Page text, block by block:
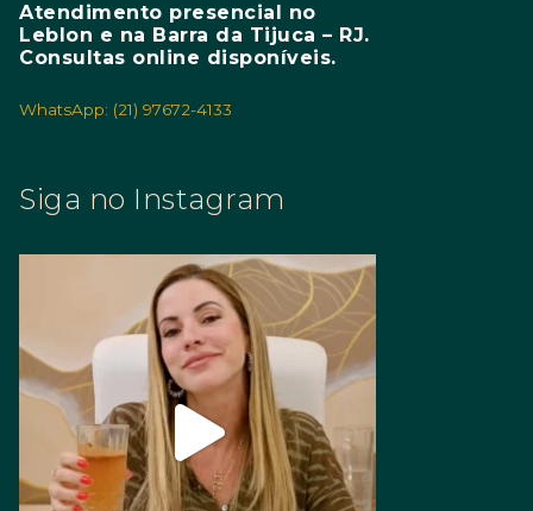
Atendimento presencial no
Leblon e na Barra da Tijuca – RJ.
Consultas online disponíveis.
WhatsApp: (21) 97672-4133
Siga no Instagram